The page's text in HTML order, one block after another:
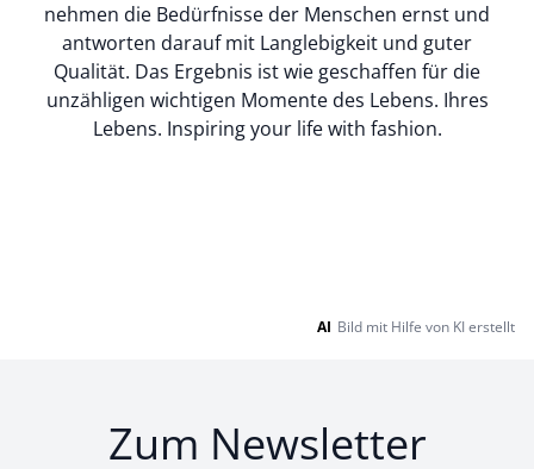
nehmen die Bedürfnisse der Menschen ernst und
antworten darauf mit Langlebigkeit und guter
Qualität. Das Ergebnis ist wie geschaffen für die
unzähligen wichtigen Momente des Lebens. Ihres
Lebens. Inspiring your life with fashion.
AI Bild mit Hilfe von KI erstellt
Zum Newsletter